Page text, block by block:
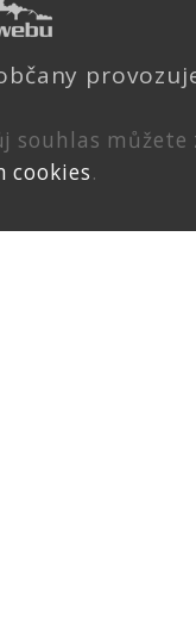
souhlas
cookies.